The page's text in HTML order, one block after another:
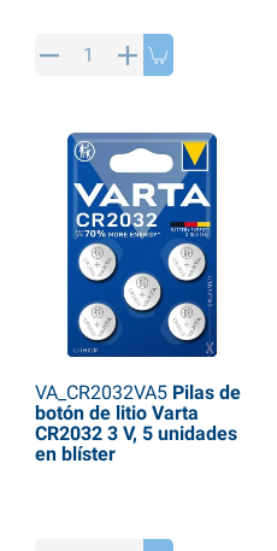
VA_CR2032VA5Pilas de
botón de litio Varta
CR2032 3 V, 5 unidades
en blíster